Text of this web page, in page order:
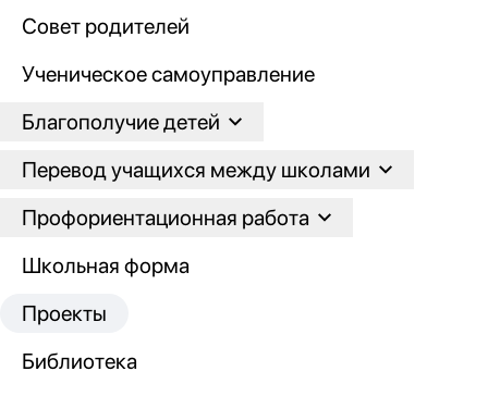
Совет родителей
Ученическое самоуправление
Благополучие детей
Перевод учащихся между школами
Профориентационная работа
Школьная форма
Проекты
Библиотека